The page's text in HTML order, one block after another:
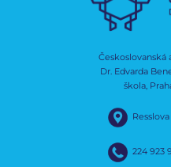
Dr. Edvarda
škola,
224 923